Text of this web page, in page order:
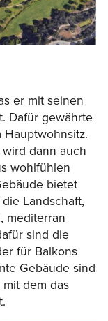
er mit seinen
Dafür gewährte
dann auch
wohlfühlen
bietet
Landschaft,
mediterran
sind die
für Balkons
Gebäude sind
dem das